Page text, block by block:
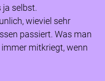
ja selbst.
wieviel sehr
passiert. Was man
mitkriegt, wenn